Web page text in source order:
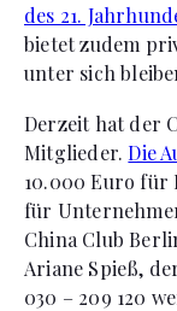
des 21.
bietet zudem
unter sich
Derzeit hat der
Mitglieder.Die
10.000 Euro
für
China Club
Ariane Spieß,
030 – 209 120